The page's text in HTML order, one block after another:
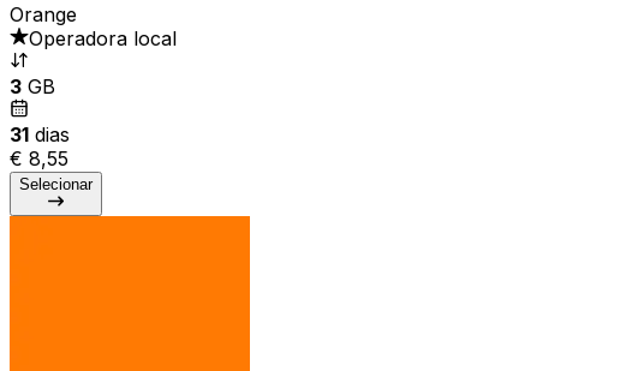
Orange
Operadora local
3 GB
31 dias
€ 8,55
Selecionar